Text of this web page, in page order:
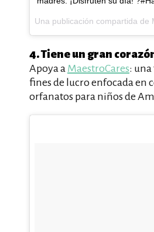
4. Tiene un gran
Apoya a MaestroCares:
fines de lucro enfocada en
orfanatos para niños de